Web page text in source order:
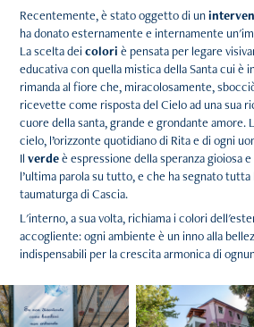
Recentemente, è stato oggetto di un
ha donato esternamente e internamente
La scelta deicoloriè pensata per legare
educativa con quella mistica della Santa cui è
rimanda al fiore che, miracolosamente,
ricevette come risposta del Cielo ad una sua
cuore della santa, grande e grondante amore.
cielo, l’orizzonte quotidiano di Rita e di ogni
Ilverdeè espressione della speranza gioiosa
l’ultima parola su tutto, e che ha segnato tutta
taumaturga di Cascia.
L'interno, a sua volta, richiama i colori
accogliente: ogni ambiente è un inno alla
indispensabili per la crescita armonica di